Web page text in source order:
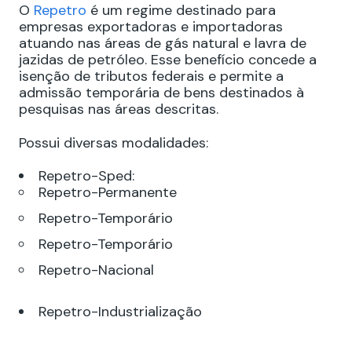
O Repetro é um regime destinado para
empresas exportadoras e importadoras
atuando nas áreas de gás natural e lavra de
jazidas de petróleo. Esse benefício concede a
isenção de tributos federais e permite a
admissão temporária de bens destinados à
pesquisas nas áreas descritas.
Possui diversas modalidades:
Repetro-Sped:
Repetro-Permanente
Repetro-Temporário
Repetro-Temporário
Repetro-Nacional
Repetro-Industrialização